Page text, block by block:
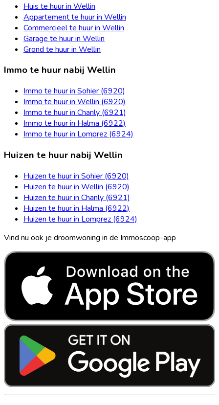
Huis te huur in Wellin
Appartement te huur in Wellin
Commercieel te huur in Wellin
Garage te huur in Wellin
Grond te huur in Wellin
Immo te huur nabij Wellin
Immo te huur in Sohier (6920)
Immo te huur in Wellin (6920)
Immo te huur in Chanly (6921)
Immo te huur in Halma (6922)
Immo te huur in Lomprez (6924)
Huizen te huur nabij Wellin
Huizen te huur in Sohier (6920)
Huizen te huur in Wellin (6920)
Huizen te huur in Chanly (6921)
Huizen te huur in Halma (6922)
Huizen te huur in Lomprez (6924)
Vind nu ook je droomwoning in de Immoscoop-app